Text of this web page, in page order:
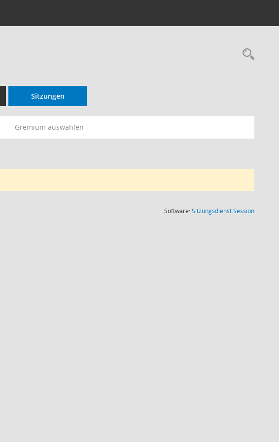
Sitzungen
Gremium auswählen
Software:SitzungsdienstSession(Wird in